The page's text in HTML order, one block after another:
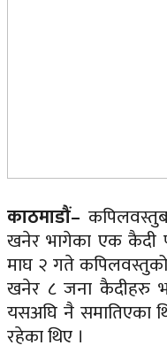
काठमाडौं–
खनेर भागेका एक कैदी
माघ २ गते कपिलवस्तुको
खनेर ८ जना कैदीहरु
यसअघि नै समातिएका
रहेका थिए ।